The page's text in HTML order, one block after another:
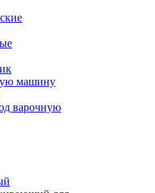
машину
варочную